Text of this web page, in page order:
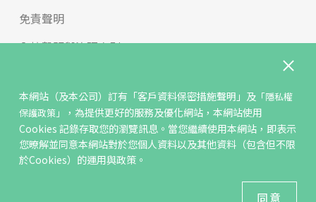
本網站（及本公司）訂有 「客戶資料保密措施聲明」 及「隱私權
保護政策」
，為提供更好的服務及優化網站，本網站使用
Cookies 記錄存取您的瀏覽訊息。當您繼續使用本網站，即表示
您暸解並同意本網站對於您個人資料以及其他資料（包含但不限
於Cookies）的運用與政策。
同意
免責聲明
內控聲明與治理守則
反詐騙專區
年輕族群學習專區